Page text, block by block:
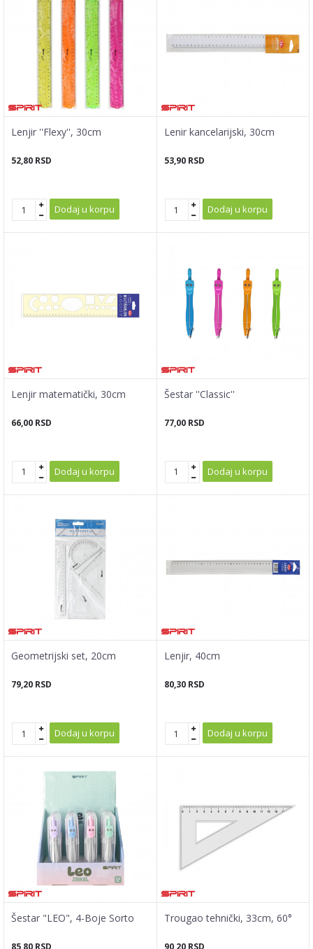
Lenjir ''Flexy'', 30cm
52,80 RSD
Dodaj u korpu
Lenir kancelarijski, 30cm
53,90 RSD
Dodaj u korpu
Lenjir matematički, 30cm
66,00 RSD
Dodaj u korpu
Šestar ''Classic''
77,00 RSD
Dodaj u korpu
Geometrijski set, 20cm
79,20 RSD
Dodaj u korpu
Lenjir, 40cm
80,30 RSD
Dodaj u korpu
Šestar "LEO", 4-Boje Sorto
85,80 RSD
Trougao tehnički, 33cm, 60°
90,20 RSD